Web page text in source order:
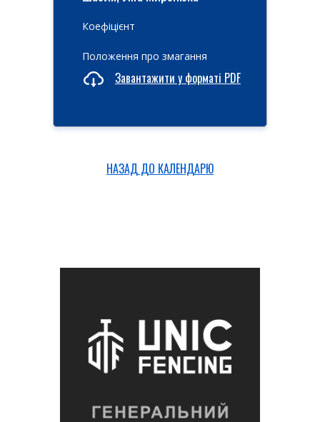
Коефіцієнт
Положення про змагання
Завантажити у форматі PDF
НАЗАД ДО КАЛЕНДАРЮ